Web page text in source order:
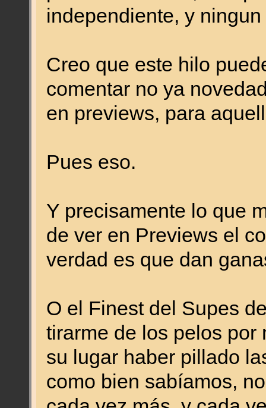
independiente, y
Creo que este hilo
comentar no ya
en previews, para
Pues eso.
Y precisamente lo que
de ver en Previews el
verdad es que dan
O el Finest del Supes
tirarme de los pelos por
su lugar haber pillado
como bien sabíamos,